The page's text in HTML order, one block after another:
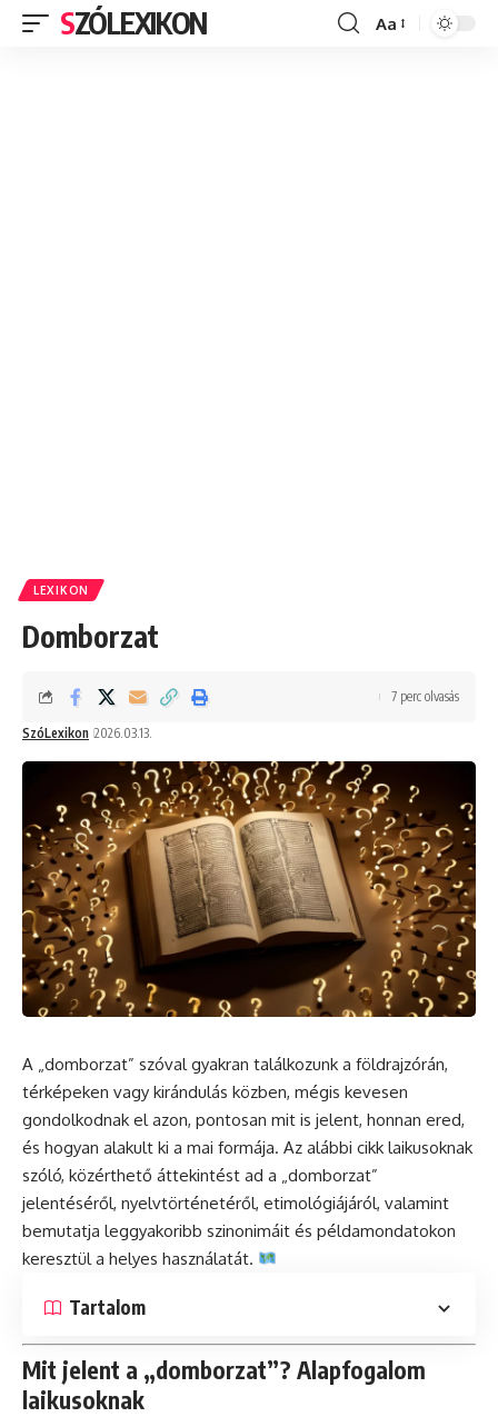
SZÓLEXIKON
Font
Aa
LEXIKON
Domborzat
SzóLexikon 2026.03.13.
7 perc olvasás
A „domborzat” szóval gyakran találkozunk a földrajzórán,
térképeken vagy kirándulás közben, mégis kevesen
gondolkodnak el azon, pontosan mit is jelent, honnan ered,
és hogyan alakult ki a mai formája. Az alábbi cikk laikusoknak
szóló, közérthető áttekintést ad a „domborzat”
jelentéséről, nyelvtörténetéről, etimológiájáról, valamint
bemutatja leggyakoribb szinonimáit és példamondatokon
keresztül a helyes használatát.
Tartalom
Mit jelent a „domborzat”? Alapfogalom
laikusoknak